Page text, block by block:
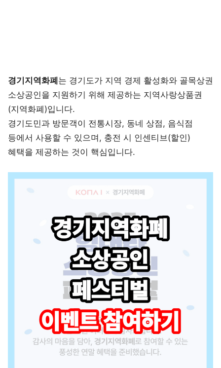
경기지역화폐 는 경기도가 지역 경제 활성화와 골목상권
소상공인을 지원하기 위해 제공하는 지역사랑상품권
(지역화폐)입니다.
경기도민과 방문객이 전통시장, 동네 상점, 음식점
등에서 사용할 수 있으며, 충전 시 인센티브(할인)
혜택을 제공하는 것이 핵심입니다.